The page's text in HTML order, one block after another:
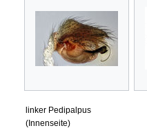
linker Pedipalpus
(Innenseite)